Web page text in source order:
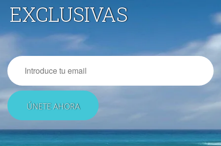
EXCLUSIVAS
Email